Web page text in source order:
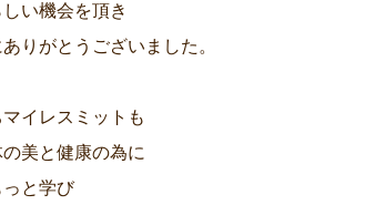
い機会を頂き
りがとうございました。
イレスミットも
美と健康の為に
と学び